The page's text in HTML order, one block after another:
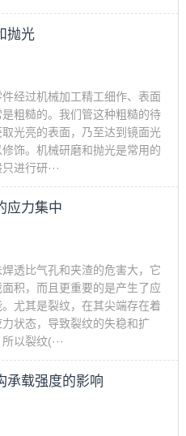
抛光
经过机械加工精工细作、表面
粗糙的。我们管这种粗糙的待
光亮的表面，乃至达到镜面光
饰。机械研磨和抛光是常用的
进行研···
应力集中
透比气孔和夹渣的危害大，它
积，而且更重要的是产生了应
尤其是裂纹，在其尖端存在着
状态，导致裂纹的失稳和扩
以裂纹(···
承载强度的影响